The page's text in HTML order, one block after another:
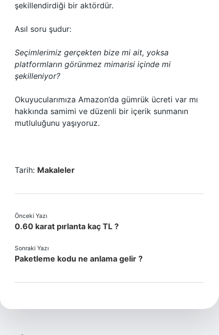
şekillendirdiği bir aktördür.
Asıl soru şudur:
Seçimlerimiz gerçekten bize mi ait, yoksa
platformların görünmez mimarisi içinde mi
şekilleniyor?
Okuyucularımıza Amazon’da gümrük ücreti var mı
hakkında samimi ve düzenli bir içerik sunmanın
mutluluğunu yaşıyoruz.
Tarih: Makaleler
Önceki Yazı
0.60 karat pırlanta kaç TL ?
Sonraki Yazı
Paketleme kodu ne anlama gelir ?